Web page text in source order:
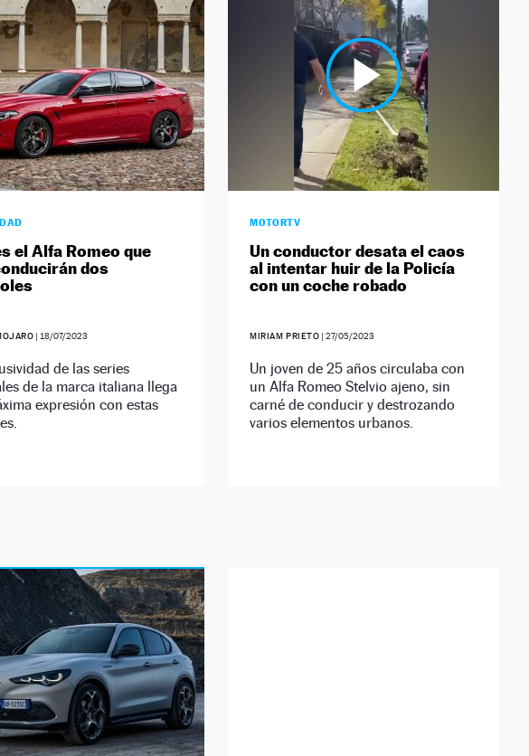
el Alfa Romeo que
dos
| 18/07/2023
de las series
de la marca italiana llega
expresión con estas
MOTORTV
Un conductor desata el caos
al intentar huir de la Policía
con un coche robado
MIRIAM PRIETO |27/05/2023
Un joven de 25 años circulaba con
un Alfa Romeo Stelvio ajeno, sin
carné de conducir y destrozando
varios elementos urbanos.